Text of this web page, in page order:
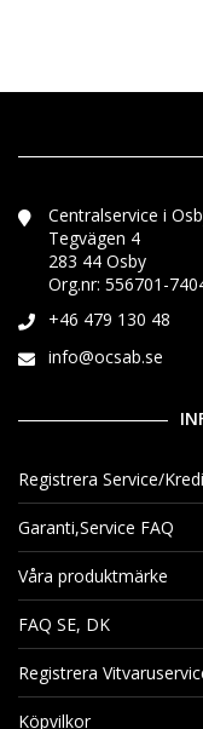
Centralservice i
Tegvägen 4
283 44 Osby
Org.nr: 556701-
+46 479 130 48
info@ocsab.se
Registrera Service/
Garanti,Service FAQ
Våra produktmärke
FAQ SE, DK
Registrera
Köpvilkor